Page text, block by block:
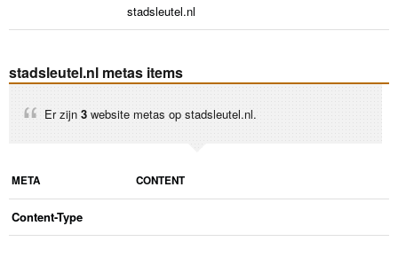
stadsleutel.nl
stadsleutel.nl metas items
Er zijn 3 website metas op stadsleutel.nl.
META CONTENT
Content-Type